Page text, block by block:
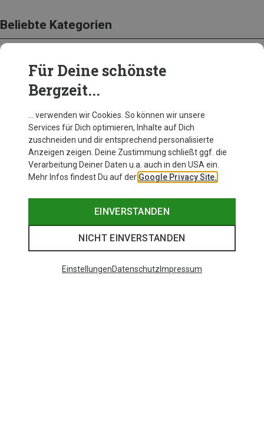
Beliebte Kategorien
BEKLEIDUNG
Für Deine schönste
Bergzeit...
… verwenden wir Cookies. So können wir unsere
Services für Dich optimieren, Inhalte auf Dich
zuschneiden und dir entsprechend personalisierte
Anzeigen zeigen. Deine Zustimmung schließt ggf. die
Verarbeitung Deiner Daten u.a. auch in den USA ein.
Mehr Infos findest Du auf der Google Privacy Site.
EINVERSTANDEN
NICHT EINVERSTANDEN
EinstellungenDatenschutz Impressum